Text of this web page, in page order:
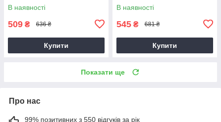
В наявності
509 ₴ 636 ₴
Купити
В наявності
545 ₴ 681 ₴
Купити
Показати ще
Про нас
99% позитивних з 550 відгуків за рік